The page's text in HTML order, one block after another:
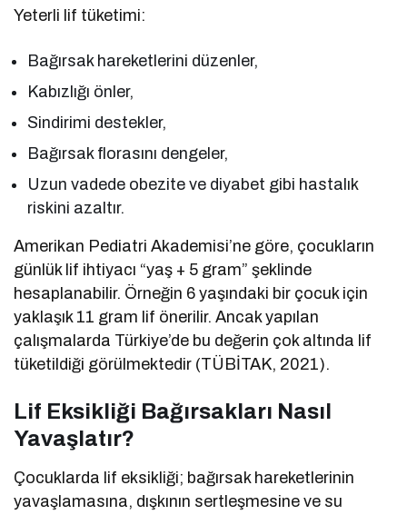
Yeterli lif tüketimi:
Bağırsak hareketlerini düzenler,
Kabızlığı önler,
Sindirimi destekler,
Bağırsak florasını dengeler,
Uzun vadede obezite ve diyabet gibi hastalık
riskini azaltır.
Amerikan Pediatri Akademisi’ne göre, çocukların
günlük lif ihtiyacı “yaş + 5 gram” şeklinde
hesaplanabilir. Örneğin 6 yaşındaki bir çocuk için
yaklaşık 11 gram lif önerilir. Ancak yapılan
çalışmalarda Türkiye’de bu değerin çok altında lif
tüketildiği görülmektedir (TÜBİTAK, 2021).
Lif Eksikliği Bağırsakları Nasıl
Yavaşlatır?
Çocuklarda lif eksikliği; bağırsak hareketlerinin
yavaşlamasına, dışkının sertleşmesine ve su